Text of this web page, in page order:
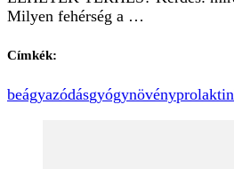
Milyen fehérség a …
Címkék:
beágyazódásgyógynövényprolaktin